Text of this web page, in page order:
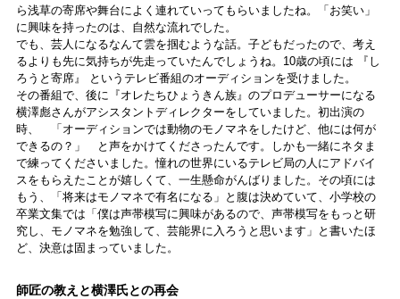
ら浅草の寄席や舞台によく連れていってもらいましたね。「お笑い」
に興味を持ったのは、自然な流れでした。
でも、芸人になるなんて雲を掴むような話。子どもだったので、考え
るよりも先に気持ちが先走っていたんでしょうね。10歳の頃には 『し
ろうと寄席』 というテレビ番組のオーディションを受けました。
その番組で、後に『オレたちひょうきん族』のプロデューサーになる
横澤彪さんがアシスタントディレクターをしていました。初出演の
時、 「オーディションでは動物のモノマネをしたけど、他には何が
できるの？」 と声をかけてくださったんです。しかも一緒にネタま
で練ってくださいました。憧れの世界にいるテレビ局の人にアドバイ
スをもらえたことが嬉しくて、一生懸命がんばりました。その頃には
もう、「将来はモノマネで有名になる」と腹は決めていて、小学校の
卒業文集では「僕は声帯模写に興味があるので、声帯模写をもっと研
究し、モノマネを勉強して、芸能界に入ろうと思います」と書いたほ
ど、決意は固まっていました。
師匠の教えと横澤氏との再会